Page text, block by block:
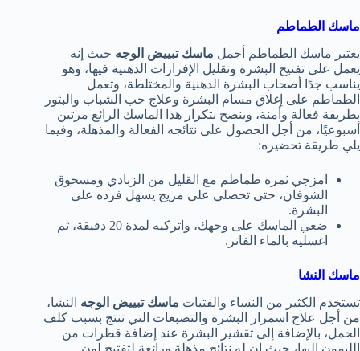
ماسك الطماطم
يعتبر ماسك الطماطم أجمل ماسك تبييض الوجه حيث إنه
يعمل على تفتيح البشرة وتقليل الإفرازات الدهنية فيها، وهو
يناسب جدًا أصحاب البشرة الدهنية والمختلطة، وتعمل
الطماطم على إغلاق مسام البشرة وعلاج حب الشباب والبثور
بطريقة فعالة وأمنة، وينصح بتكرار هذا الماسك الرائع مرتين
أسبوعيًا، من أجل الحصول على نتائجه الفعالة والمذهلة، وفيما
يلي طريقة تحضيره:
امزجي ثمرة طماطم مع القليل من الزبادي ومسحوق
الشوفان، حتى تحصلي على مزيج يسهل فرده على
البشرة.
ضعي الماسك على وجهك، واتركيه لمدة 20 دقيقة، ثم
اغسليه بالماء الفاتر.
ماسك النشا
تستخدم الكثير من النساء والفتيات ماسك تبييض الوجه النشا،
من أجل علاج اسمرار البشرة والتصبغات التي تنتج بسبب كلف
الحمل، بالإضافة إلى تقشير البشرة عند إضافة قطرات من
الليمون إليها، حيث إن له نتائج مذهلة ورائعة لتفتيح لون